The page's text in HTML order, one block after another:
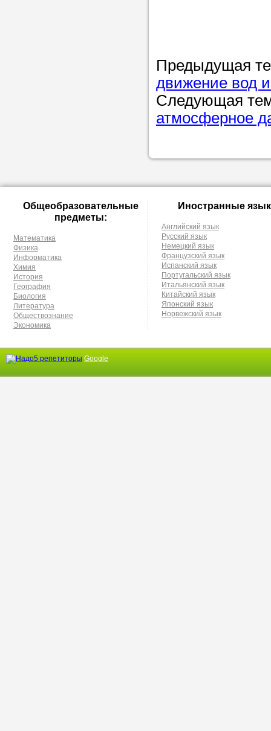
Предыдущая
движение вод
Следующая
атмосферное
Общеобразовательные
предметы:
Математика
Физика
Информатика
Химия
История
География
Биология
Литература
Обществознание
Экономика
Иностранные
Английский язык
Русский язык
Немецкий язык
Французский язык
Испанский язык
Португальский язык
Итальянский язык
Китайский язык
Японский язык
Норвежский язык
Google